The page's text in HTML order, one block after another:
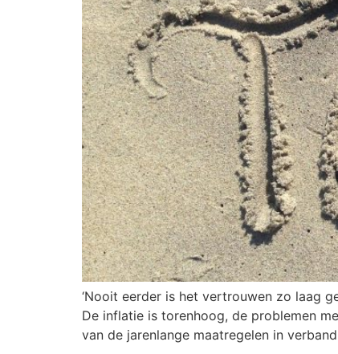
‘Nooit eerder is het vertrouwen zo laag
De inflatie is torenhoog, de problemen
van de jarenlange maatregelen in